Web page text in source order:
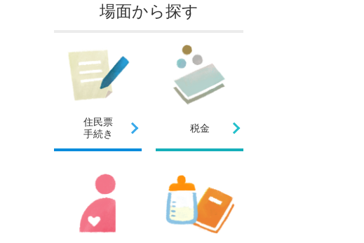
場面から探す
住民票
手続き
税金